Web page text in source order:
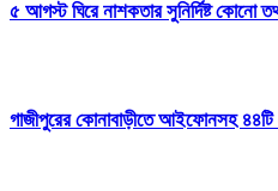
৫ আগস্ট ঘিরে নাশকতার সুনির্দিষ্ট কোনো
গাজীপুরের কোনাবাড়ীতে আইফোনসহ